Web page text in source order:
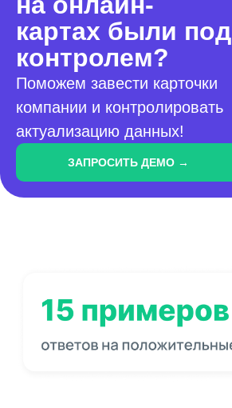
картах были под
контролем?
Поможем завести карточки
компании и контролировать
актуализацию данных!
ЗАПРОСИТЬ ДЕМО →